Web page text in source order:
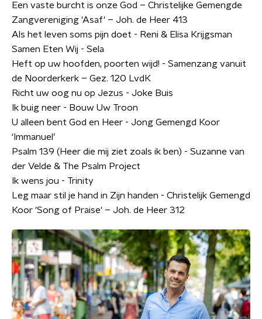
Een vaste burcht is onze God – Christelijke Gemengde
Zangvereniging 'Asaf' – Joh. de Heer 413
Als het leven soms pijn doet - Reni & Elisa Krijgsman
Samen Eten Wij - Sela
Heft op uw hoofden, poorten wijd! - Samenzang vanuit
de Noorderkerk – Gez. 120 LvdK
Richt uw oog nu op Jezus - Joke Buis
Ik buig neer - Bouw Uw Troon
U alleen bent God en Heer - Jong Gemengd Koor
‘Immanuel’
Psalm 139 (Heer die mij ziet zoals ik ben) - Suzanne van
der Velde & The Psalm Project
Ik wens jou - Trinity
Leg maar stil je hand in Zijn handen - Christelijk Gemengd
Koor 'Song of Praise' – Joh. de Heer 312